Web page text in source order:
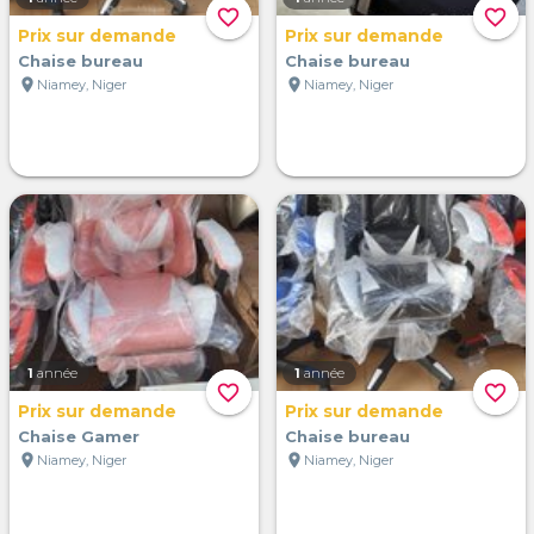
favorite_border
Prix sur demande
Chaise bureau
location_on Niamey, Niger
favorite_border
Prix sur demande
Chaise bureau
location_on Niamey, Niger
favorite_border
1 année
Prix sur demande
Chaise Gamer
location_on Niamey, Niger
favorite_border
1 année
Prix sur demande
Chaise bureau
location_on Niamey, Niger